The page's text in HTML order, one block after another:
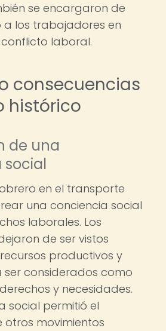
se encargaron de
los trabajadores en
laboral.
consecuencias
histórico
de una
en el transporte
una conciencia social
laborales. Los
de ser vistos
productivos y
considerados como
y necesidades.
social permitió el
otros movimientos